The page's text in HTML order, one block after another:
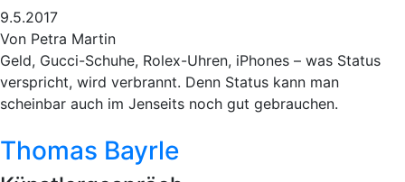
9.5.2017
Von Petra Martin
Geld, Gucci-Schuhe, Rolex-Uhren, iPhones – was Status
verspricht, wird verbrannt. Denn Status kann man
scheinbar auch im Jenseits noch gut gebrauchen.
Thomas Bayrle